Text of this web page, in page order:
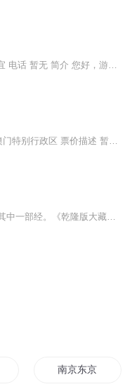
南京东京